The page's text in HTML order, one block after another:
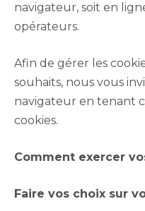
navigateur, soit en
opérateurs.
Afin de gérer les
souhaits, nous vous
navigateur en tenant
cookies.
Comment exercer
Faire vos choix sur